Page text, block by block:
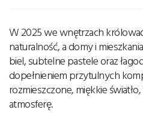
W 2025 we wnętrzach
naturalność, a domy i
biel, subtelne pastele oraz
dopełnieniem przytulnych
rozmieszczone, miękkie
atmosferę.